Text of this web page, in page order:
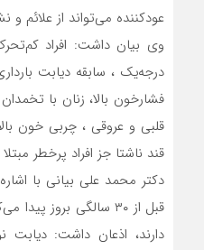
عودکننده می‌تواند از علائم و
وی بیان داشت: افراد
درجه‌یک ، سابقه دیابت
فشارخون بالا، زنان با
قلبی و عروقی ، چربی خون
قند ناشتا جز افراد پرخطر
دکتر محمد علی بیانی با
قبل از ۳۰ سالگی بروز
دارند، اذعان داشت: